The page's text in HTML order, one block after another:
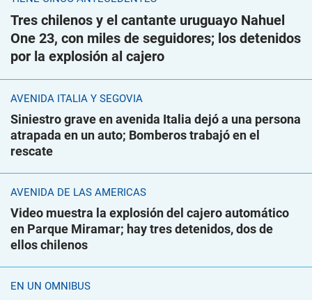
Tres chilenos y el cantante uruguayo Nahuel
One 23, con miles de seguidores; los detenidos
por la explosión al cajero
AVENIDA ITALIA Y SEGOVIA
Siniestro grave en avenida Italia dejó a una persona
atrapada en un auto; Bomberos trabajó en el
rescate
AVENIDA DE LAS AMÉRICAS
Video muestra la explosión del cajero automático
en Parque Miramar; hay tres detenidos, dos de
ellos chilenos
EN UN ÓMNIBUS